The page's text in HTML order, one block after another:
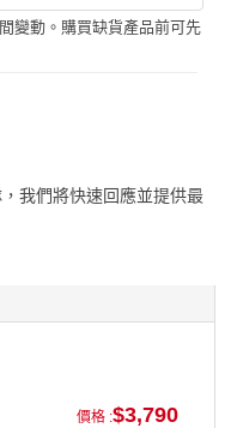
變動。購買缺貨產品前可先
我們將快速回應並提供最
價格 :$3,790